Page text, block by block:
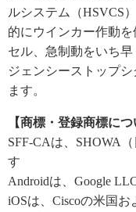
ルシステム（HSVCS
的にウインカー作動
セル、急制動をいち
ジェンシーストップ
ます。
【商標・登録商標につ
SFF-CAは、SHOWA
す
Androidは、Google
iOSは、Ciscoの米国